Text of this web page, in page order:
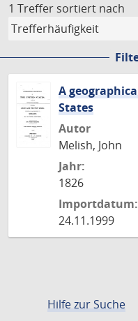
1 Treffer sortiert nach
A
States
Autor
Melish, John
Jahr:
1826
Importdatum:
24.11.1999
Hilfe zur Suche